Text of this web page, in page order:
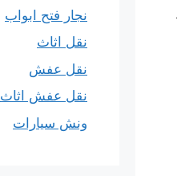
نجار فتح ابواب
نقل اثاث
نقل عفش
نقل عفش اثاث
ونش سيارات